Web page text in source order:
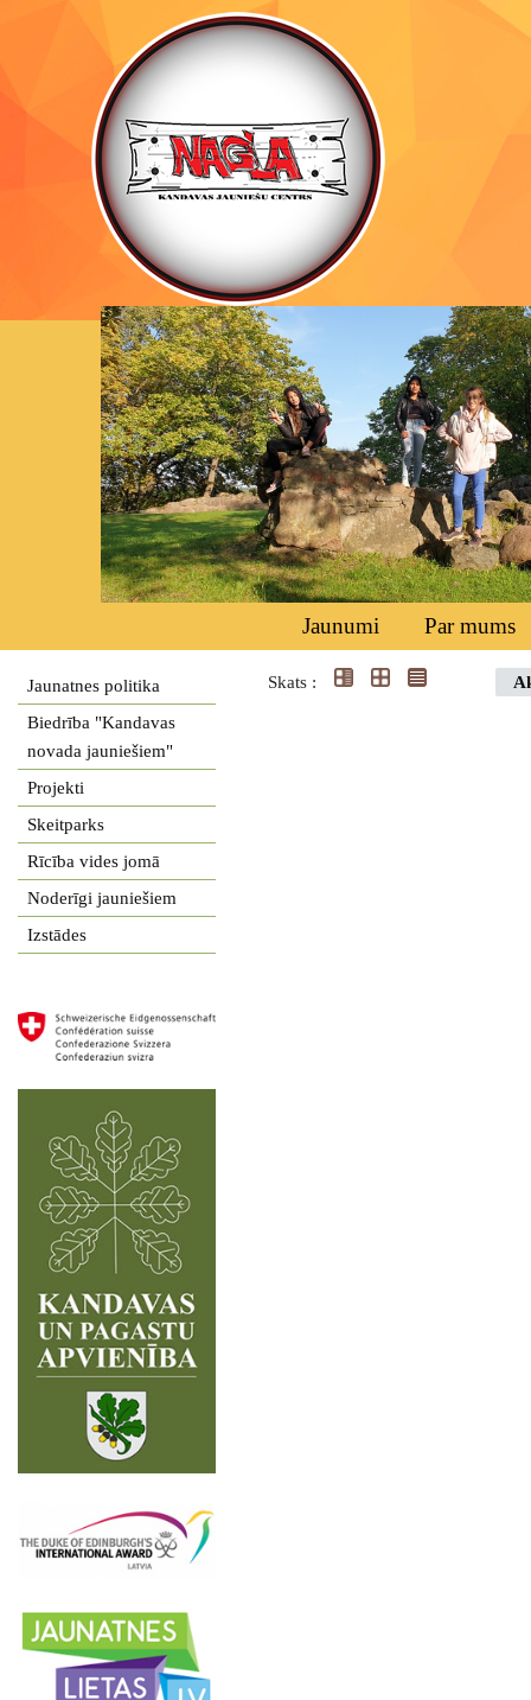
Jaunumi Par mums
Jaunatnes politika
Biedrība "Kandavas
novada jauniešiem"
Projekti
Skeitparks
Rīcība vides jomā
Noderīgi jauniešiem
Izstādes
Skats :